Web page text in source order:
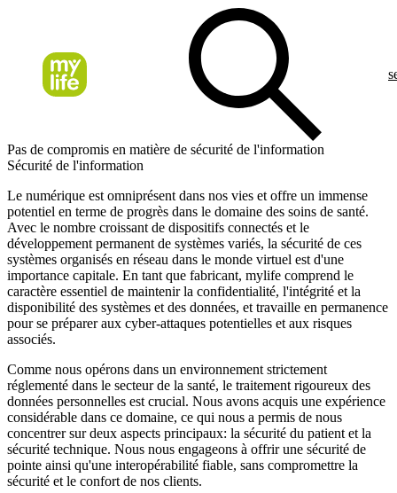
Pas de compromis en matière de sécurité de l'information
Sécurité de l'information
Le numérique est omniprésent dans nos vies et offre un immense
potentiel en terme de progrès dans le domaine des soins de santé.
Avec le nombre croissant de dispositifs connectés et le
développement permanent de systèmes variés, la sécurité de ces
systèmes organisés en réseau dans le monde virtuel est d'une
importance capitale. En tant que fabricant, mylife comprend le
caractère essentiel de maintenir la confidentialité, l'intégrité et la
disponibilité des systèmes et des données, et travaille en permanence
pour se préparer aux cyber-attaques potentielles et aux risques
associés.
Comme nous opérons dans un environnement strictement
réglementé dans le secteur de la santé, le traitement rigoureux des
données personnelles est crucial. Nous avons acquis une expérience
considérable dans ce domaine, ce qui nous a permis de nous
concentrer sur deux aspects principaux: la sécurité du patient et la
sécurité technique. Nous nous engageons à offrir une sécurité de
pointe ainsi qu'une interopérabilité fiable, sans compromettre la
sécurité et le confort de nos clients.